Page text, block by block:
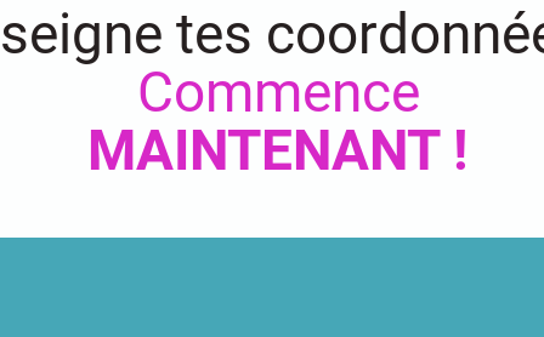
tes
Commence
MAINTENANT !